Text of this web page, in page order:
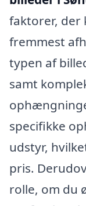
faktorer, der
fremmest
typen af
samt
specifikke
udstyr,
pris.
rolle, om du